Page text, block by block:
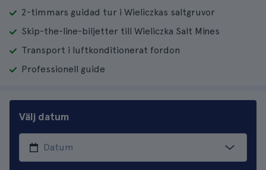
2-timmars guidad tur i Wieliczkas saltgruvor
Skip-the-line-biljetter till Wieliczka Salt Mines
Transport i luftkonditionerat fordon
Professionell guide
Välj datum